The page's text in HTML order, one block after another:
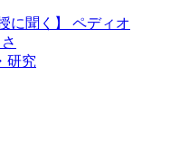
に聞く】 ペディオ
研究